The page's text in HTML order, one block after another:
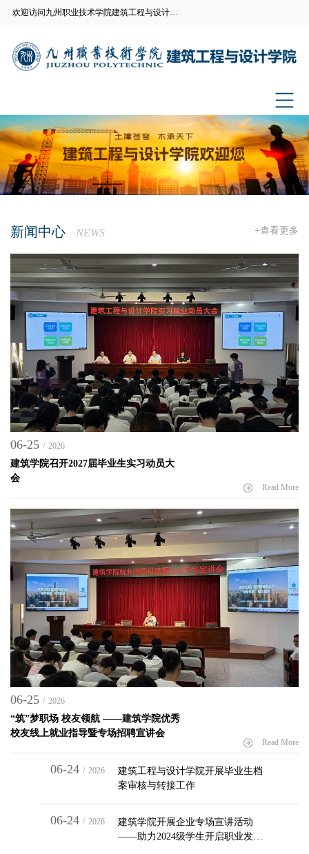
欢迎访问九州职业技术学院建筑工程与设计学院官方网站
新闻中心 NEWS +查看更多
06-25 / 2026
建筑学院召开2027届毕业生实习动员大
会
Read More
06-25 / 2026
“筑”梦职场 校友领航 ——建筑学院优秀
校友线上就业指导暨专场招聘宣讲会
Read More
06-24 / 2026
建筑工程与设计学院开展毕业生档
案审核与转接工作
06-24 / 2026
建筑学院开展企业专场宣讲活动
——助力2024级学生开启职业发展